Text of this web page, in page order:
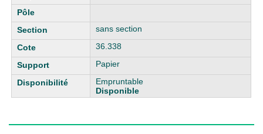
sans section
36.338
Papier
Empruntable
Disponible